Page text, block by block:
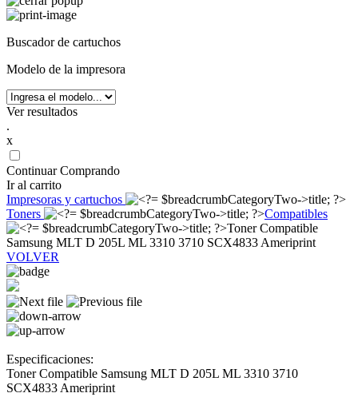
Buscador de cartuchos
Modelo de la impresora
Ver resultados
.
x
Continuar Comprando
Ir al carrito
Impresoras y cartuchos
Toners
Compatibles
Toner Compatible
Samsung MLT D 205L ML 3310 3710 SCX4833 Ameriprint
VOLVER
Especificaciones:
Toner Compatible Samsung MLT D 205L ML 3310 3710
SCX4833 Ameriprint